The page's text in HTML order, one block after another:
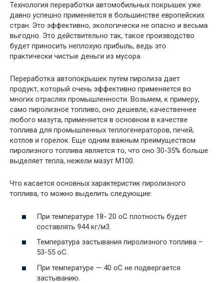
Технология переработки автомобильных покрышек уже
давно успешно применяется в большинстве европейских
стран. Это эффективно, экологически не опасно и весьма
выгодно. Это действительно так, такое производство
будет приносить неплохую прибыль, ведь это
практически чистые деньги из мусора.
Переработка автопокрышек путем пиролиза дает
продукт, который очень эффективно применяется во
многих отраслях промышленности. Возьмем, к примеру,
само пиролизное топливо, оно дешевле, качественнее
любого мазута, применяется в основном в качестве
топлива для промышленных теплогенераторов, печей,
котлов и горелок. Еще одним важным преимуществом
пиролизного топлива является то, что оно 30-35% больше
выделяет тепла, нежели мазут М100.
Что касается основных характеристик пиролизного
топлива, то можно выделить следующие:
При температуре 18- 20 оС плотность будет
составлять 944 кг/м3.
Температура застывания пиролизного топлива –
53-55 оС.
При температуре — 40 оС не подвергается
застыванию.